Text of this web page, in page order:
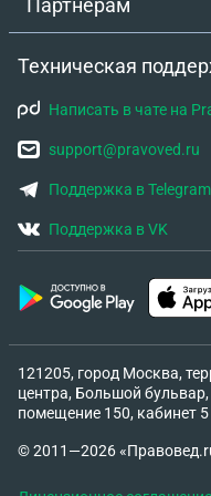
Партнёрам
Техническая
Написать в чате на
support@pravoved.ru
Поддержка в Telegram
Поддержка в VK
121205, город Москва,
центра, Большой
помещение 150, кабинет 5
© 2011—2026